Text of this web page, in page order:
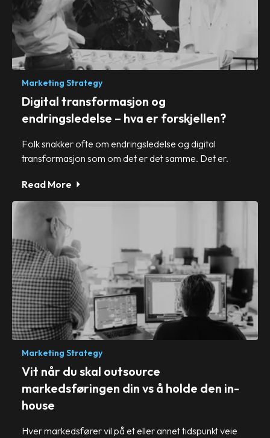
Marketing Strategy
Digital transformasjon og
endringsledelse – hva er forskjellen?
Folk snakker ofte om endringsledelse og digital
transformasjon som om det er det samme. Det er.
Read More
Marketing Strategy
Vit når du skal outsource
markedsføringen din vs å holde den in-
house
Hver markedsfører vil på et eller annet tidspunkt veie